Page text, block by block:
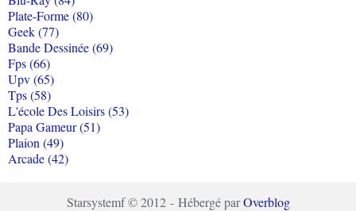
Plate-Forme (80)
Geek (77)
Bande Dessinée (69)
Fps (66)
Upv (65)
Tps (58)
L'école Des Loisirs (53)
Papa Gameur (51)
Plaion (49)
Arcade (42)
Starsystemf © 2012 - Hébergé parOverblog